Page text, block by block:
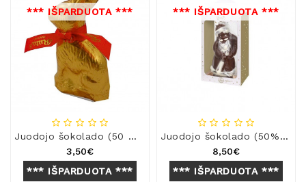
Juodojo šokolado (50 %) figūra „Zuikutis“
3,50€
*** IŠPARDUOTA ***
*** IŠPARDUOTA ***
Juodojo šokolado (50%) figūra „Kalėdų senis“
8,50€
*** IŠPARDUOTA ***
*** IŠPARDUOTA ***